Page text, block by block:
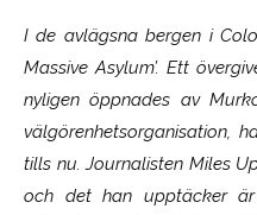
I de avlägsna bergen i
Massive Asylum’. Ett
nyligen öppnades av
välgörenhetsorganisation,
tills nu. Journalisten Miles
och det han upptäcker